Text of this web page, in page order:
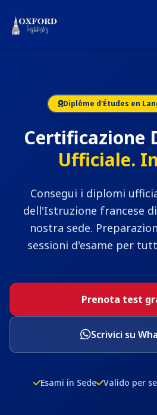
Diplôme d'Études en
Certificazione
Ufficiale.
Consegui i diplomi
dell'Istruzione francese
nostra sede.
sessioni d'esame per
Prenota test
Scrivici su
Esami in Sede Valido per